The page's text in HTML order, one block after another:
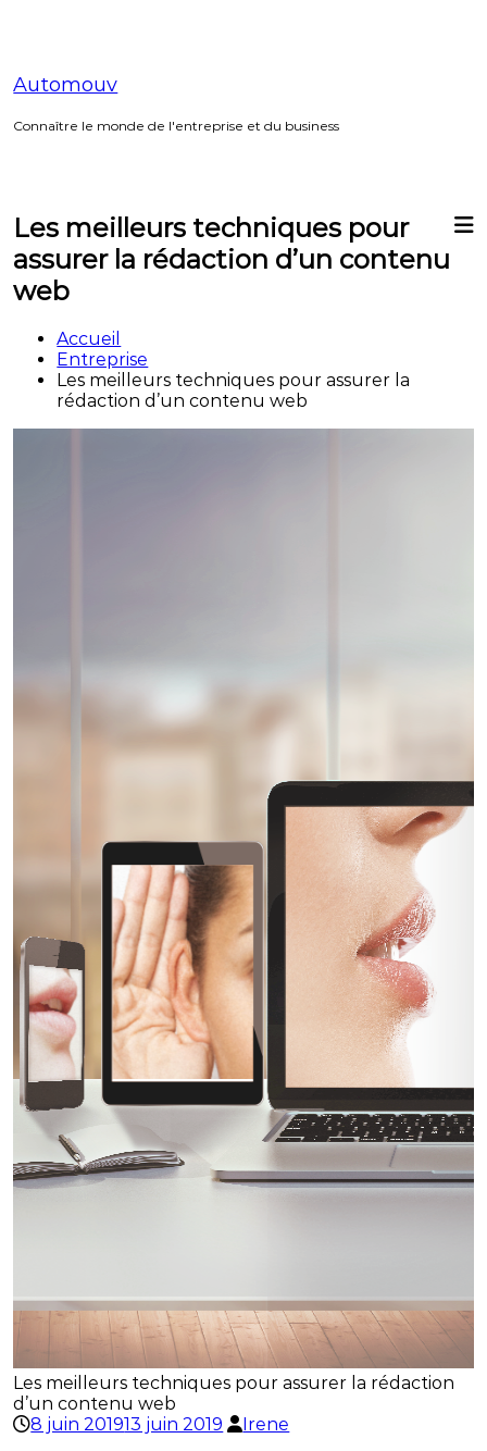
Automouv
Connaître le monde de l'entreprise et du business
Les meilleurs techniques pour
assurer la rédaction d’un contenu
web
Accueil
Entreprise
Les meilleurs techniques pour assurer la
rédaction d’un contenu web
Les meilleurs techniques pour assurer la rédaction
d’un contenu web
8 juin 201913 juin 2019
Irene